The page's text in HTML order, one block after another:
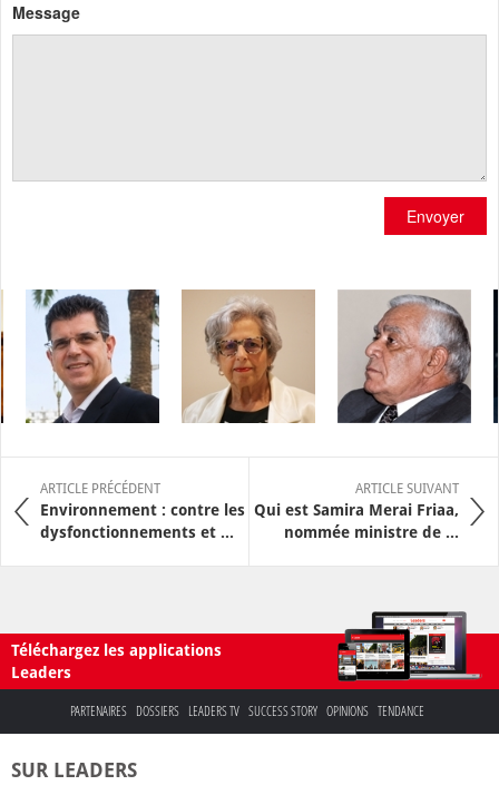
Message
Envoyer
ARTICLE PRÉCÉDENT
Environnement : contre les
dysfonctionnements et ...
ARTICLE SUIVANT
Qui est Samira Merai Friaa,
nommée ministre de ...
Téléchargez les applications
Leaders
PARTENAIRES DOSSIERS LEADERS TV SUCCESS STORY OPINIONS TENDANCE
SUR LEADERS